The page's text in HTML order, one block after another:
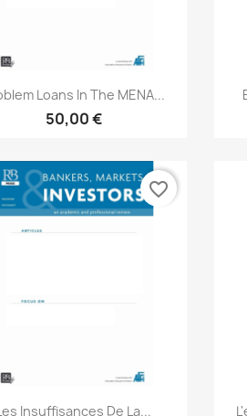
Aperçu rapide
Loans In The MENA...
50,00 €
Aperçu rapide
Insuffisances De La...
favorite_border